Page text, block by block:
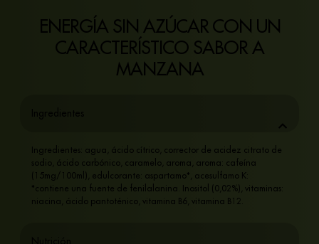
ENERGÍA SIN AZÚCAR CON UN
CARACTERÍSTICO SABOR A
MANZANA
Ingredientes: agua, ácido cítrico, corrector de acidez citrato de
sodio, ácido carbónico, caramelo, aroma, aroma: cafeína
(15mg/100ml), edulcorante: aspartamo*, acesulfamo K:
*contiene una fuente de fenilalanina. Inositol (0,02%), vitaminas:
niacina, ácido pantoténico, vitamina B6, vitamina B12.